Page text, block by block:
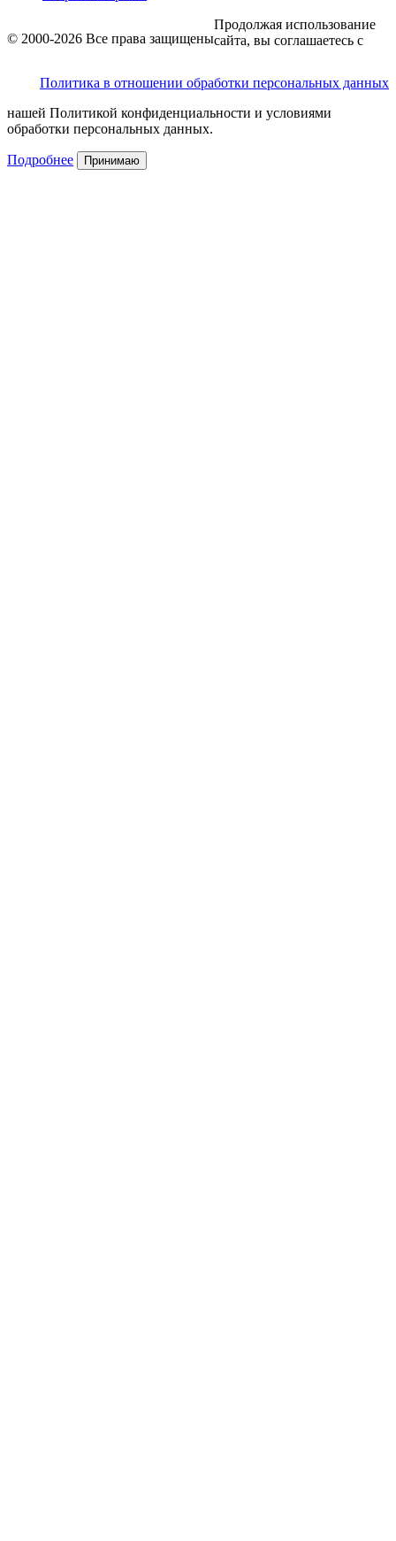
© 2000-2026 Все права защищены
Политика в отношении обработки персональных данных
Продолжая использование
сайта, вы соглашаетесь с
нашей Политикой конфиденциальности и условиями
обработки персональных данных.
Подробнее Принимаю